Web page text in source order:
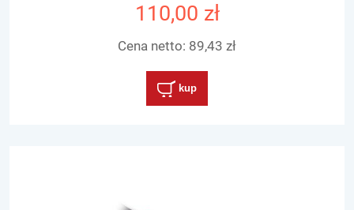
110,00 zł
Cena netto: 89,43 zł
kup